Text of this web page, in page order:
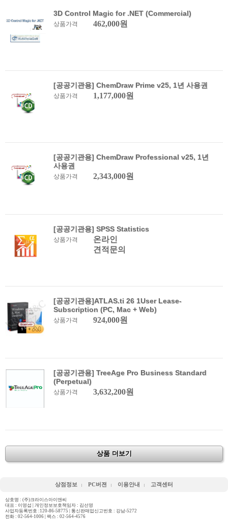
3D Control Magic for .NET (Commercial)
상품가격 462,000원
[공공기관용] ChemDraw Prime v25, 1년 사용권
상품가격 1,177,000원
[공공기관용] ChemDraw Professional v25, 1년
사용권
상품가격 2,343,000원
[공공기관용] SPSS Statistics
상품가격
온라인
견적문의
[공공기관용]ATLAS.ti 26 1User Lease-
Subscription (PC, Mac + Web)
상품가격 924,000원
[공공기관용] TreeAge Pro Business Standard
(Perpetual)
상품가격 3,632,200원
상품 더보기
상점정보 PC버젼 이용안내 고객센터
상호명 : (주)크라이스아이앤씨
대표 : 이영섭 | 개인정보보호책임자 : 김선영
사업자등록번호 :120-86-58775 | 통신판매업신고번호 : 강남-5272
전화 : 02-564-1006 | 팩스 : 02-564-4576